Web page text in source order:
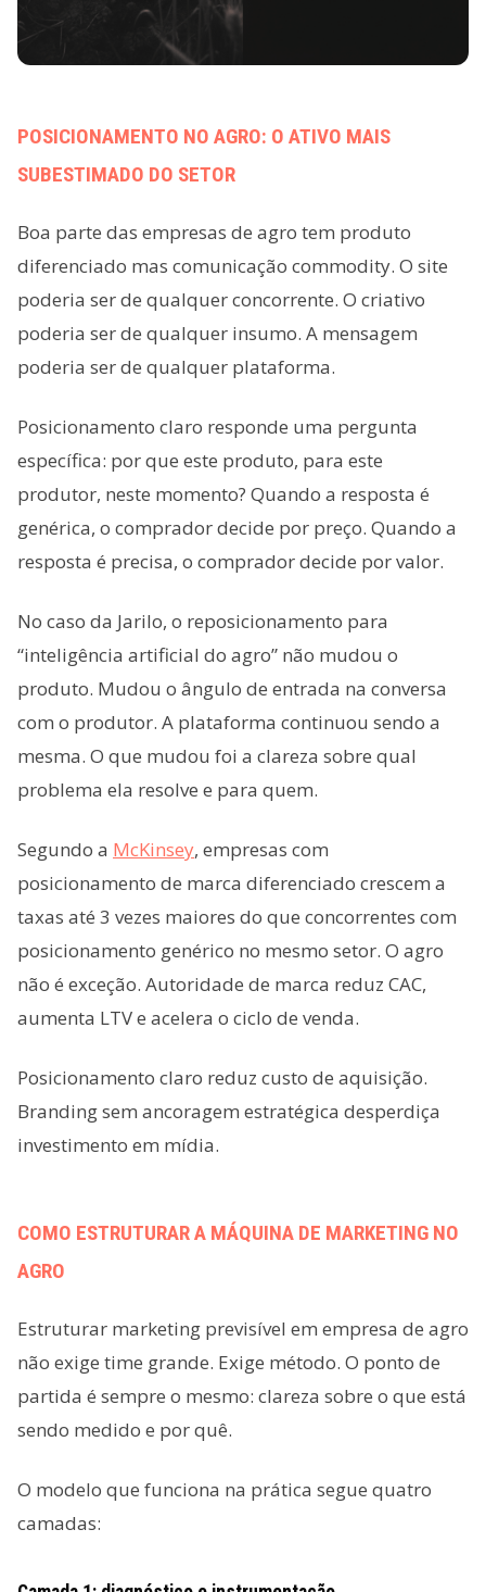
POSICIONAMENTO NO AGRO: O ATIVO MAIS
SUBESTIMADO DO SETOR
Boa parte das empresas de agro tem produto
diferenciado mas comunicação commodity. O site
poderia ser de qualquer concorrente. O criativo
poderia ser de qualquer insumo. A mensagem
poderia ser de qualquer plataforma.
Posicionamento claro responde uma pergunta
específica: por que este produto, para este
produtor, neste momento? Quando a resposta é
genérica, o comprador decide por preço. Quando a
resposta é precisa, o comprador decide por valor.
No caso da Jarilo, o reposicionamento para
“inteligência artificial do agro” não mudou o
produto. Mudou o ângulo de entrada na conversa
com o produtor. A plataforma continuou sendo a
mesma. O que mudou foi a clareza sobre qual
problema ela resolve e para quem.
Segundo a McKinsey, empresas com
posicionamento de marca diferenciado crescem a
taxas até 3 vezes maiores do que concorrentes com
posicionamento genérico no mesmo setor. O agro
não é exceção. Autoridade de marca reduz CAC,
aumenta LTV e acelera o ciclo de venda.
Posicionamento claro reduz custo de aquisição.
Branding sem ancoragem estratégica desperdiça
investimento em mídia.
COMO ESTRUTURAR A MÁQUINA DE MARKETING NO
AGRO
Estruturar marketing previsível em empresa de agro
não exige time grande. Exige método. O ponto de
partida é sempre o mesmo: clareza sobre o que está
sendo medido e por quê.
O modelo que funciona na prática segue quatro
camadas: